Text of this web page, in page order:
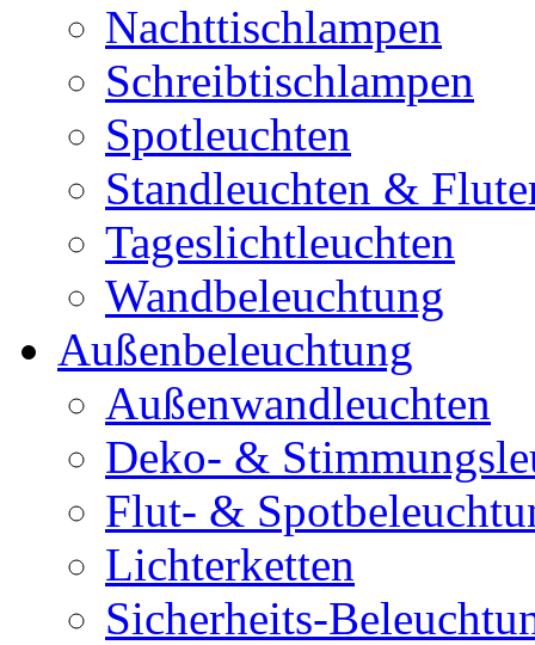
Nachttischlampen
Schreibtischlampen
Spotleuchten
Standleuchten &
Tageslichtleuchten
Wandbeleuchtung
Außenbeleuchtung
Außenwandleuchten
Deko- &
Flut- &
Lichterketten
Sicherheits-